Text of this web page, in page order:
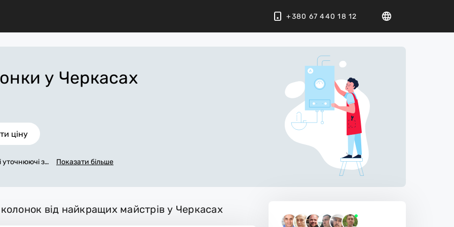
+380 67 440 18 12
у Черкасах
ціну
уточнюючі за
матеріали.
Показати більше
колонок від найкращих майстрів у Черкасах